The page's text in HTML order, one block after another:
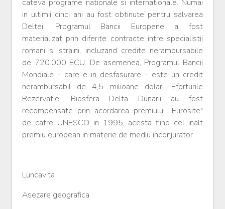
cateva programe nationale si internationale. Numai
in ultimii cinci ani au fost obtinute pentru salvarea
Deltei. Programul Bancii Europene a fost
materializat prin diferite contracte intre specialistii
romani si straini, incluzand credite nerambursabile
de 720.000 ECU. De asemenea, Programul Bancii
Mondiale - care e in desfasurare - este un credit
nerambursabil de 4,5 milioane dolari. Eforturile
Rezervatiei Biosfera Delta Dunarii au fost
recompensate prin acordarea premiului "Eurosite"
de catre UNESCO in 1995, acesta fiind cel inalt
premiu european in materie de mediu inconjurator.
Luncavita
Asezare geografica